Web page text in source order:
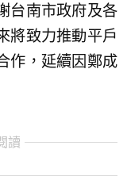
台南市政府及各
將致力推動平戶
作，延續因鄭成
讀